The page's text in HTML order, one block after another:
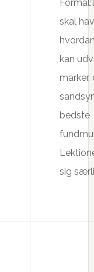
skal
kan
marker,
bedste
sig